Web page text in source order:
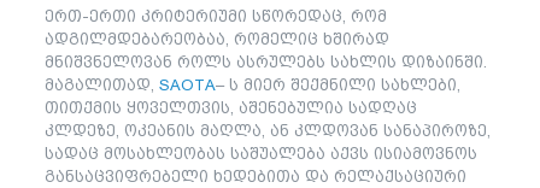
ერთ-ერთი კრიტერიუმი სწორედაც, რომ
ადგილმდებარეობაა, რომელიც ხშირად
მნიშვნელოვან როლს ასრულებს სახლის დიზაინში.
მაგალითად, SAOTA– ს მიერ შექმნილი სახლები,
თითქმის ყოველთვის, აშენებულია სადღაც
კლდეზე, ოკეანის მაღლა, ან კლდოვან სანაპიროზე,
სადაც მოსახლეობას საშუალება აქვს ისიამოვნოს
განსაცვიფრებელი ხედებითა და რელაქსაციური